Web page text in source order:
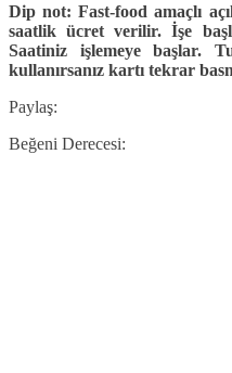
Dip not: Fast-food amaçlı
saatlik ücret verilir. İşe
Saatiniz işlemeye başlar.
kullanırsanız kartı tekrar
Paylaş:
Beğeni Derecesi: